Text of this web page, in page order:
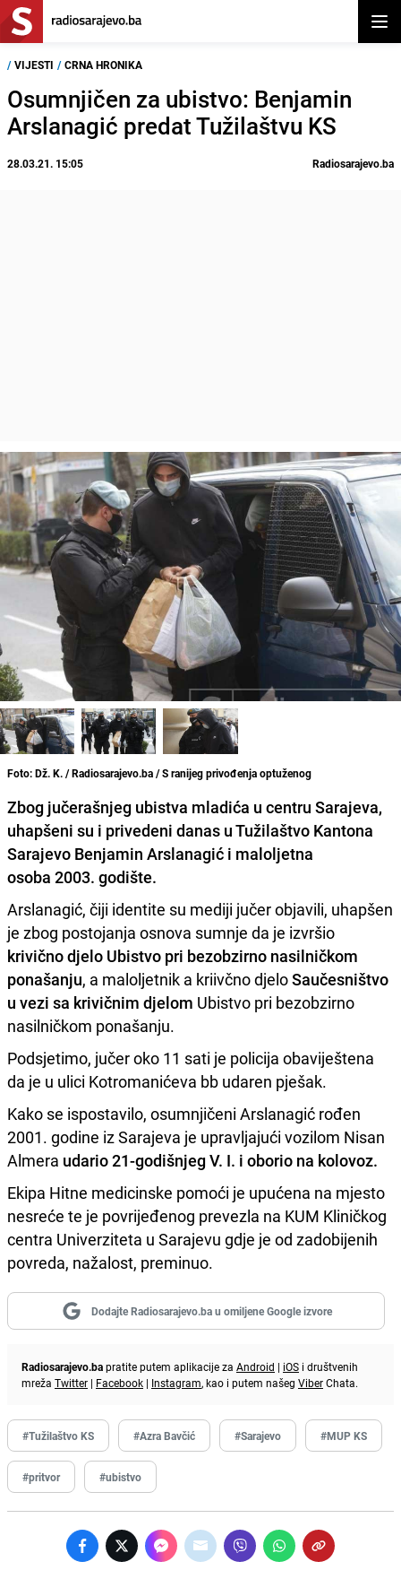
/ VIJESTI / CRNA HRONIKA
Osumnjičen za ubistvo: Benjamin
Arslanagić predat Tužilaštvu KS
28.03.21. 15:05 Radiosarajevo.ba
Foto: Dž. K. / Radiosarajevo.ba / S ranijeg privođenja optuženog
Zbog jučerašnjeg ubistva mladića u centru Sarajeva,
uhapšeni su i privedeni danas u Tužilaštvo Kantona
Sarajevo Benjamin Arslanagić i maloljetna
osoba 2003. godište.
Arslanagić, čiji identite su mediji jučer objavili, uhapšen
je zbog postojanja osnova sumnje da je izvršio
krivično djelo Ubistvo pri bezobzirno nasilničkom
ponašanju, a maloljetnik a kriivčno djeloSaučesništvo
u vezi sa krivičnim djelom Ubistvo pri bezobzirno
nasilničkom ponašanju.
Podsjetimo, jučer oko 11 sati je policija obaviještena
da je u ulici Kotromanićeva bb udaren pješak.
Kako se ispostavilo, osumnjičeni Arslanagić rođen
2001. godine iz Sarajeva je upravljajući vozilom Nisan
Almera udario 21-godišnjeg V. I. i oborio na kolovoz.
Ekipa Hitne medicinske pomoći je upućena na mjesto
nesreće te je povrijeđenog prevezla na KUM Kliničkog
centra Univerziteta u Sarajevu gdje je od zadobijenih
povreda, nažalost, preminuo.
Dodajte Radiosarajevo.ba u omiljene Google izvore
Radiosarajevo.bapratite putem aplikacije za Android | iOS i društvenih
mreža Twitter | Facebook | Instagram, kao i putem našeg ViberChata.
#Tužilaštvo KS #Azra Bavčić #Sarajevo #MUP KS
#pritvor #ubistvo